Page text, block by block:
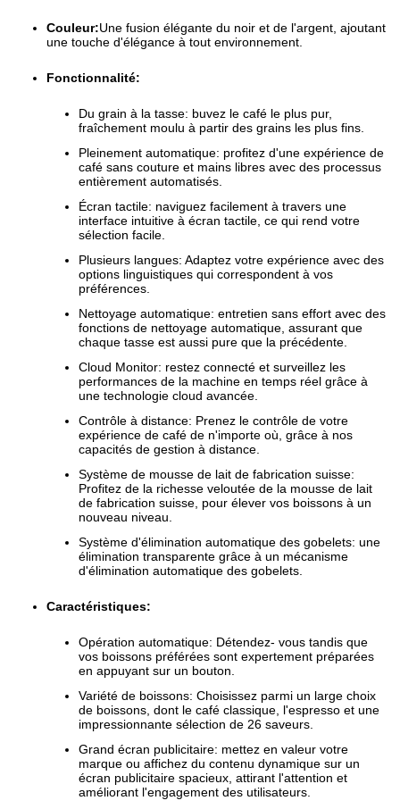
Couleur:Une fusion élégante du noir et de l'argent, ajoutant
une touche d'élégance à tout environnement.
Fonctionnalité:
Du grain à la tasse: buvez le café le plus pur,
fraîchement moulu à partir des grains les plus fins.
Pleinement automatique: profitez d'une expérience de
café sans couture et mains libres avec des processus
entièrement automatisés.
Écran tactile: naviguez facilement à travers une
interface intuitive à écran tactile, ce qui rend votre
sélection facile.
Plusieurs langues: Adaptez votre expérience avec des
options linguistiques qui correspondent à vos
préférences.
Nettoyage automatique: entretien sans effort avec des
fonctions de nettoyage automatique, assurant que
chaque tasse est aussi pure que la précédente.
Cloud Monitor: restez connecté et surveillez les
performances de la machine en temps réel grâce à
une technologie cloud avancée.
Contrôle à distance: Prenez le contrôle de votre
expérience de café de n'importe où, grâce à nos
capacités de gestion à distance.
Système de mousse de lait de fabrication suisse:
Profitez de la richesse veloutée de la mousse de lait
de fabrication suisse, pour élever vos boissons à un
nouveau niveau.
Système d'élimination automatique des gobelets: une
élimination transparente grâce à un mécanisme
d'élimination automatique des gobelets.
Caractéristiques:
Opération automatique: Détendez- vous tandis que
vos boissons préférées sont expertement préparées
en appuyant sur un bouton.
Variété de boissons: Choisissez parmi un large choix
de boissons, dont le café classique, l'espresso et une
impressionnante sélection de 26 saveurs.
Grand écran publicitaire: mettez en valeur votre
marque ou affichez du contenu dynamique sur un
écran publicitaire spacieux, attirant l'attention et
améliorant l'engagement des utilisateurs.